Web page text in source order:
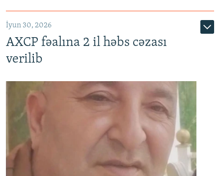
İyun 30, 2026
AXCP fəalına 2 il həbs cəzası
verilib